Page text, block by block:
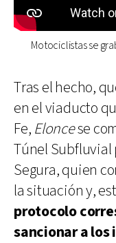
Motociclistas se
Tras el hecho,
en el viaducto
Fe, Eloncese
Túnel Subfluvial
Segura, quien
la situación y,
protocolo
sancionar a